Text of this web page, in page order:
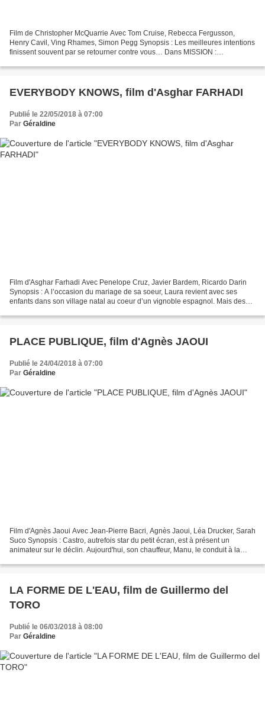
Film de Christopher McQuarrie Avec Tom Cruise, Rebecca Fergusson,
Henry Cavil, Ving Rhames, Simon Pegg Synopsis : Les meilleures intentions
finissent souvent par se retourner contre vous… Dans MISSION :
EVERYBODY KNOWS, film d'Asghar FARHADI
Publié le 22/05/2018 à 07:00
Par Géraldine
Film d'Asghar Farhadi Avec Penelope Cruz, Javier Bardem, Ricardo Darin
Synopsis : A l’occasion du mariage de sa soeur, Laura revient avec ses
enfants dans son village natal au coeur d’un vignoble espagnol. Mais des
PLACE PUBLIQUE, film d'Agnès JAOUI
Publié le 24/04/2018 à 07:00
Par Géraldine
Film d'Agnès Jaoui Avec Jean-Pierre Bacri, Agnès Jaoui, Léa Drucker, Sarah
Suco Synopsis : Castro, autrefois star du petit écran, est à présent un
animateur sur le déclin. Aujourd'hui, son chauffeur, Manu, le conduit à la
LA FORME DE L'EAU, film de Guillermo del
TORO
Publié le 06/03/2018 à 08:00
Par Géraldine